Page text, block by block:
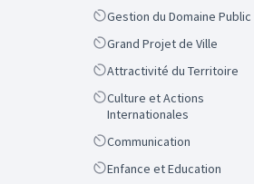
ScopeGestion du Domaine Public
ScopeGrand Projet de Ville
ScopeAttractivité du Territoire
Scope
Culture et Actions
Internationales
ScopeCommunication
ScopeEnfance et Education